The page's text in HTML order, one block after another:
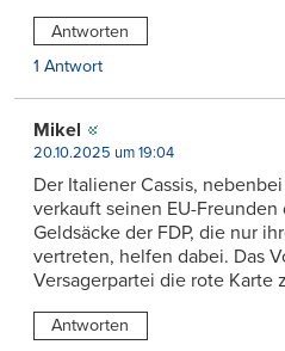
Antworten
1 Antwort
Mikel
20.10.2025 um 19:04
Der Italiener Cassis,
verkauft seinen EU-
Geldsäcke der FDP, die nur
vertreten, helfen dabei. Das
Versagerpartei die rote Karte
Antworten